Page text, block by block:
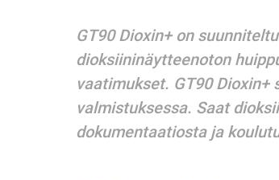
GT90 Dioxin+ on
dioksiininäytteenoton
vaatimukset. GT90
valmistuksessa. Saat
dokumentaatiosta ja